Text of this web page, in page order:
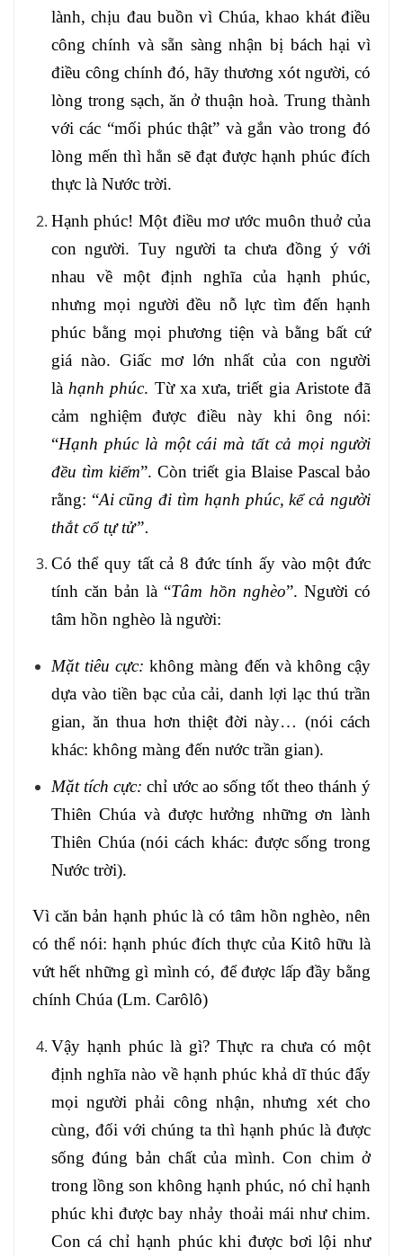
lành, chịu đau buồn vì Chúa, khao khát điều
công chính và sẵn sàng nhận bị bách hại vì
điều công chính đó, hãy thương xót người, có
lòng trong sạch, ăn ở thuận hoà. Trung thành
với các “mối phúc thật” và gắn vào trong đó
lòng mến thì hẳn sẽ đạt được hạnh phúc đích
thực là Nước trời.
Hạnh phúc! Một điều mơ ước muôn thuở của
con người. Tuy người ta chưa đồng ý với
nhau về một định nghĩa của hạnh phúc,
nhưng mọi người đều nỗ lực tìm đến hạnh
phúc bằng mọi phương tiện và bằng bất cứ
giá nào. Giấc mơ lớn nhất của con người
là hạnh phúc. Từ xa xưa, triết gia Aristote đã
cảm nghiệm được điều này khi ông nói:
“Hạnh phúc là một cái mà tất cả mọi người
đều tìm kiếm”. Còn triết gia Blaise Pascal bảo
rằng: “Ai cũng đi tìm hạnh phúc, kể cả người
thắt cổ tự tử”.
Có thể quy tất cả 8 đức tính ấy vào một đức
tính căn bản là “Tâm hồn nghèo”. Người có
tâm hồn nghèo là người:
Mặt tiêu cực:không màng đến và không cậy
dựa vào tiền bạc của cải, danh lợi lạc thú trần
gian, ăn thua hơn thiệt đời này… (nói cách
khác: không màng đến nước trần gian).
Mặt tích cực: chỉ ước ao sống tốt theo thánh ý
Thiên Chúa và được hưởng những ơn lành
Thiên Chúa (nói cách khác: được sống trong
Nước trời).
Vì căn bản hạnh phúc là có tâm hồn nghèo, nên
có thể nói: hạnh phúc đích thực của Kitô hữu là
vứt hết những gì mình có, để được lấp đầy bằng
chính Chúa (Lm. Carôlô)
Vậy hạnh phúc là gì? Thực ra chưa có một
định nghĩa nào về hạnh phúc khả dĩ thúc đẩy
mọi người phải công nhận, nhưng xét cho
cùng, đối với chúng ta thì hạnh phúc là được
sống đúng bản chất của mình. Con chim ở
trong lồng son không hạnh phúc, nó chỉ hạnh
phúc khi được bay nhảy thoải mái như chim.
Con cá chỉ hạnh phúc khi được bơi lội như